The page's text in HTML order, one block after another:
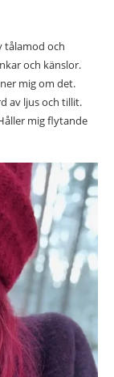
tålamod och
och känslor.
mig om det.
av ljus och tillit.
mig flytande